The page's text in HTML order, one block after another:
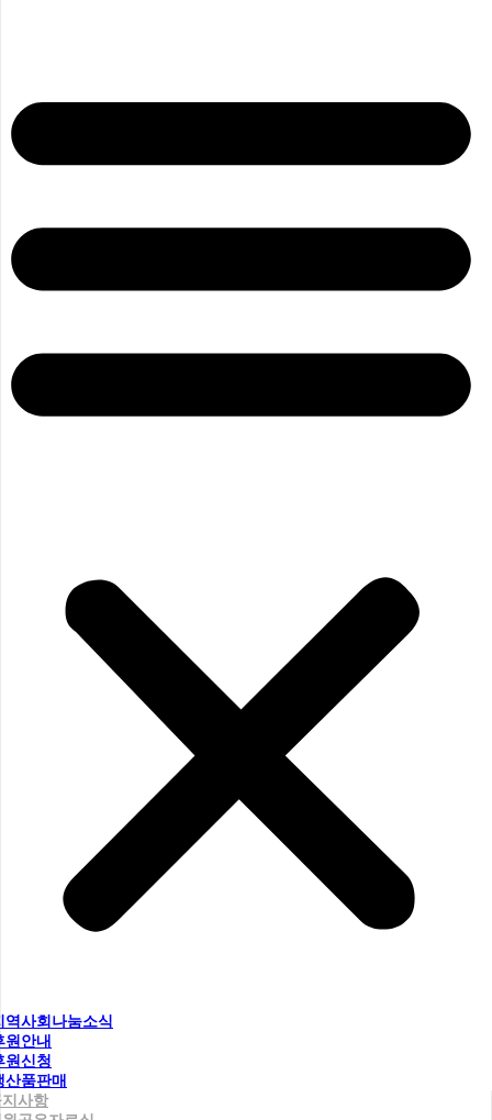
역사회나눔소식
원안내
원신청
산품판매
사항